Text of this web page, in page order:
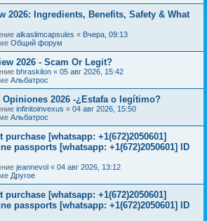
2026: Ingredients, Benefits, Safety & What
alkaslimcapsules « Вчера, 09:13
Общий форум
2026 - Scam Or Legit?
bhraskilon « 05 авг 2026, 15:42
Альбатрос
2026 -¿Estafa o legítimo?
infinitoinvexus « 04 авг 2026, 15:50
Альбатрос
[whatsapp: +1(672)2050601]
passports [whatsapp: +1(672)2050601] ID
jeannevol « 04 авг 2026, 13:12
Другое
[whatsapp: +1(672)2050601]
passports [whatsapp: +1(672)2050601] ID